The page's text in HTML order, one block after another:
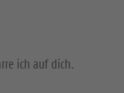
ich auf dich.